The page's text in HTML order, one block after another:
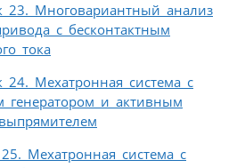
Многовариантный анализ
c бесконтактным
тока
Мехатронная система с
генератором и активным
Мехатронная система с